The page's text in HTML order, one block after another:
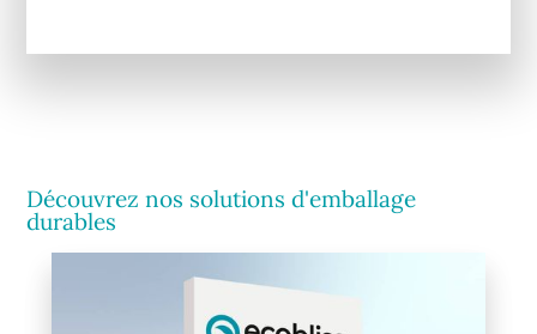
Découvrez nos solutions d'emballage
durables